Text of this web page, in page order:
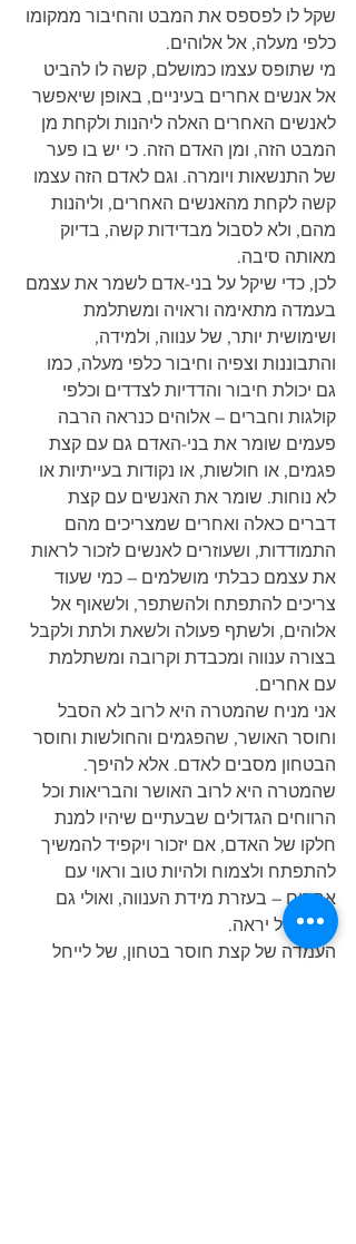
שקל לו לפספס את המבט והחיבור ממקומו
כלפי מעלה, אל אלוהים.
מי שתופס עצמו כמושלם, קשה לו להביט
אל אנשים אחרים בעיניים, באופן שיאפשר
לאנשים האחרים האלה ליהנות ולקחת מן
המבט הזה, ומן האדם הזה. כי יש בו פער
של התנשאות ויומרה. וגם לאדם הזה עצמו
קשה לקחת מהאנשים האחרים, וליהנות
מהם, ולא לסבול מבדידות קשה, בדיוק
מאותה סיבה.
לכן, כדי שיקל על בני-אדם לשמר את עצמם
בעמדה מתאימה וראויה ומשתלמת
ושימושית יותר, של ענווה, ולמידה,
והתבוננות וצפיה וחיבור כלפי מעלה, כמו
גם יכולת חיבור והדדיות לצדדים וכלפי
קולגות וחברים – אלוהים כנראה הרבה
פעמים שומר את בני-האדם גם עם קצת
פגמים, או חולשות, או נקודות בעייתיות או
לא נוחות. שומר את האנשים עם קצת
דברים כאלה ואחרים שמצריכים מהם
התמודדות, ושעוזרים לאנשים לזכור לראות
את עצמם כבלתי מושלמים – כמי שעוד
צריכים להתפתח ולהשתפר, ולשאוף אל
אלוהים, ולשתף פעולה ולשאת ולתת ולקבל
בצורה ענווה ומכבדת וקרובה ומשתלמת
עם אחרים.
אני מניח שהמטרה היא לרוב לא הסבל
וחוסר האושר, שהפגמים והחולשות וחוסר
הבטחון מסבים לאדם. אלא להיפך.
שהמטרה היא לרוב האושר והבריאות וכל
הרווחים הגדולים שבעתיים שיהיו למנת
חלקו של האדם, אם יזכור ויקפיד להמשיך
להתפתח ולצמוח ולהיות טוב וראוי עם
אחרים – בעזרת מידת הענווה, ואולי גם
קורט של יראה.
העמדה של קצת חוסר בטחון, של לייחל